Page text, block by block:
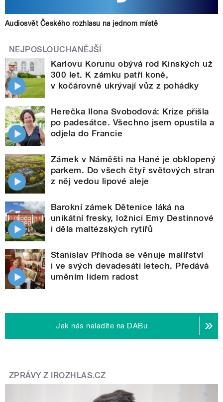
Audiosvět Českého rozhlasu na jednom místě
NEJPOSLOUCHANĚJŠÍ
Karlovu Korunu obývá rod Kinských už
300 let. K zámku patří koně,
v kočárovně ukrývají vůz z pohádky
Herečka Ilona Svobodová: Krize přišla
po padesátce. Všechno jsem opustila a
odjela do Francie
Zámek v Náměšti na Hané je obklopený
parkem. Do všech čtyř světových stran
z něj vedou lipové aleje
Barokní zámek Dětenice láká na
unikátní fresky, ložnici Emy Destinnové
i děla maltézských rytířů
Stanislav Příhoda se věnuje malířství
i ve svých devadesáti letech. Předává
uměním lidem radost
Jak nás naladíte na DABu
ZPRÁVY Z IROZHLAS.CZ